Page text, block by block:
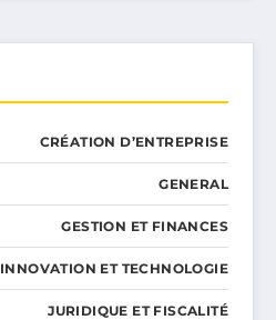
CRÉATION D’ENTREPRISE
GENERAL
GESTION ET FINANCES
INNOVATION ET TECHNOLOGIE
JURIDIQUE ET FISCALITÉ